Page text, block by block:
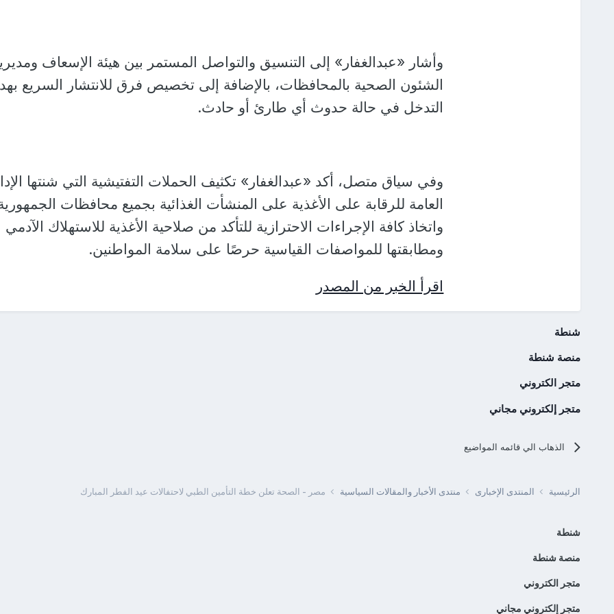
وأشار «عبدالغفار» إلى التنسيق والتواصل المستمر بين هيئة الإسعاف
الشئون الصحية بالمحافظات، بالإضافة إلى تخصيص فرق للانتشار السريع
التدخل في حالة حدوث أي طارئ أو حادث.
وفي سياق متصل، أكد «عبدالغفار» تكثيف الحملات التفتيشية التي شنتها
العامة للرقابة على الأغذية على المنشأت الغذائية بجميع محافظات
واتخاذ كافة الإجراءات الاحترازية للتأكد من صلاحية الأغذية للاستهلاك الآدمي
ومطابقتها للمواصفات القياسية حرصًا على سلامة المواطنين.
اقرأ الخبر من المصدر
شنطة
منصة شنطة
متجر الكتروني
متجر إلكتروني مجاني
الذهاب الي قائمه المواضيع
الرئيسية المنتدى الإخبارى منتدى الأخبار والمقالات السياسية مصر - الصحة تعلن خطة التأمين الطبي لاحتفالات عيد الفطر المبارك
شنطة
منصة شنطة
متجر الكتروني
متجر إلكتروني مجاني